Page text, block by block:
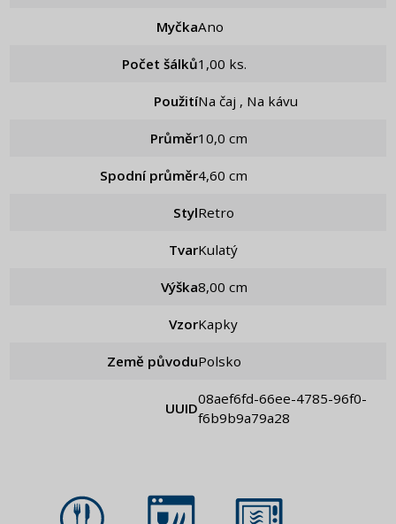
Myčka Ano
Počet šálků 1,00 ks.
Použití Na čaj , Na kávu
Průměr 10,0 cm
Spodní průměr 4,60 cm
Styl Retro
Tvar Kulatý
Výška 8,00 cm
Vzor Kapky
Země původu Polsko
UUID
08aef6fd-66ee-4785-96f0-
f6b9b9a79a28